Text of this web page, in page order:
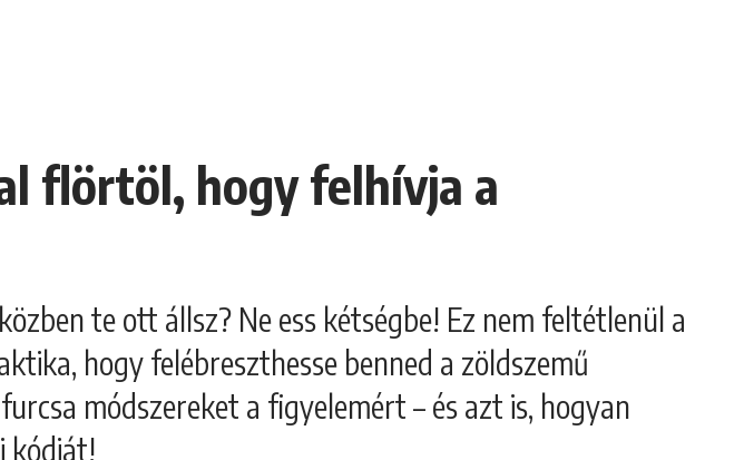
flörtöl, hogy felhívja a
te ott állsz? Ne ess kétségbe! Ez nem feltétlenül a
hogy felébreszthesse benned a zöldszemű
módszereket a figyelemért – és azt is, hogyan
kódját!